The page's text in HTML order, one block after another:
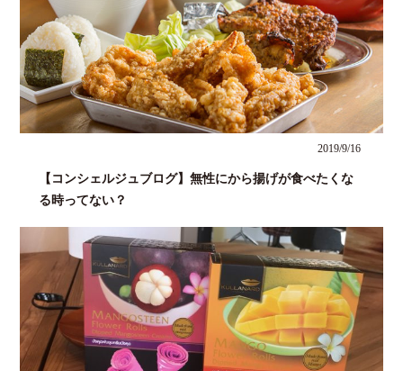
2019/9/16
【コンシェルジュブログ】無性にから揚げが食べたくな
る時ってない？